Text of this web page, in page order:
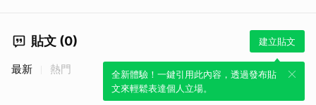
貼文 (0) 建立貼文
全新體驗！一鍵引用此內容，透過發布貼
文來輕鬆表達個人立場。
最新 熱門